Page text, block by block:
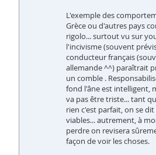
L'exemple des
Grèce ou d'autres pays
rigolo... surtout vu sur
l'incivisme (souvent
conducteur français
allemande ^^) paraîtrait
un comble .
fond l'âne est intelligent,
va pas être triste... tant
rien c'est parfait, on se
viables... autrement, à
perdre on revisera
façon de voir les choses.